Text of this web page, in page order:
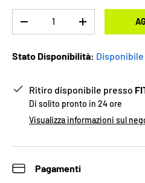
-
+
Stato Disponibilità: Disponibile
Ritiro disponibile presso
Di solito pronto in 24 ore
Visualizza informazioni sul
Pagamenti